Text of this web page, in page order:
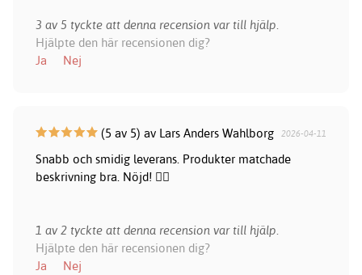
3 av 5 tyckte att denna recension var till hjälp.
Hjälpte den här recensionen dig?
Ja
Nej
(5 av 5) av Lars Anders Wahlborg 2026-04-11
Snabb och smidig leverans. Produkter matchade
beskrivning bra. Nöjd! 👍🏻
1 av 2 tyckte att denna recension var till hjälp.
Hjälpte den här recensionen dig?
Ja
Nej